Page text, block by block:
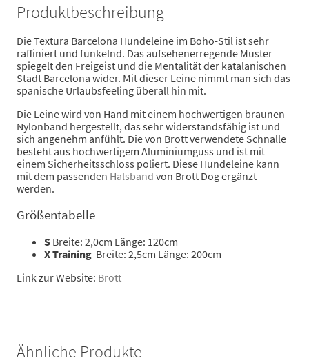
Produktbeschreibung
Die Textura Barcelona Hundeleine im Boho-Stil ist sehr
raffiniert und funkelnd. Das aufsehenerregende Muster
spiegelt den Freigeist und die Mentalität der katalanischen
Stadt Barcelona wider. Mit dieser Leine nimmt man sich das
spanische Urlaubsfeeling überall hin mit.
Die Leine wird von Hand mit einem hochwertigen braunen
Nylonband hergestellt, das sehr widerstandsfähig ist und
sich angenehm anfühlt. Die von Brott verwendete Schnalle
besteht aus hochwertigem Aluminiumguss und ist mit
einem Sicherheitsschloss poliert. Diese Hundeleine kann
mit dem passenden Halsband von Brott Dog ergänzt
werden.
Größentabelle
S Breite: 2,0cm Länge: 120cm
X Training Breite: 2,5cm Länge: 200cm
Link zur Website: Brott
Ähnliche Produkte